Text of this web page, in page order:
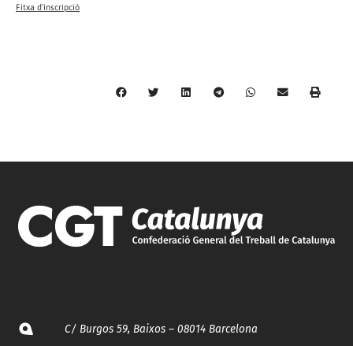
Fitxa d'inscripció
C/ Burgos 59, Baixos – 08014 Barcelona